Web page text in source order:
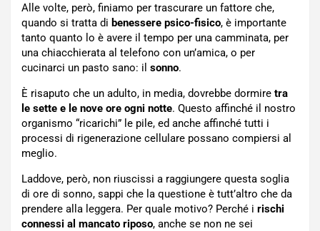
Alle volte, però, finiamo per trascurare un fattore che,
quando si tratta di benessere psico-fisico, è importante
tanto quanto lo è avere il tempo per una camminata, per
una chiacchierata al telefono con un’amica, o per
cucinarci un pasto sano: il sonno.
È risaputo che un adulto, in media, dovrebbe dormire tra
le sette e le nove ore ogni notte. Questo affinché il nostro
organismo “ricarichi” le pile, ed anche affinché tutti i
processi di rigenerazione cellulare possano compiersi al
meglio.
Laddove, però, non riuscissi a raggiungere questa soglia
di ore di sonno, sappi che la questione è tutt’altro che da
prendere alla leggera. Per quale motivo? Perché i rischi
connessi al mancato riposo, anche se non ne sei